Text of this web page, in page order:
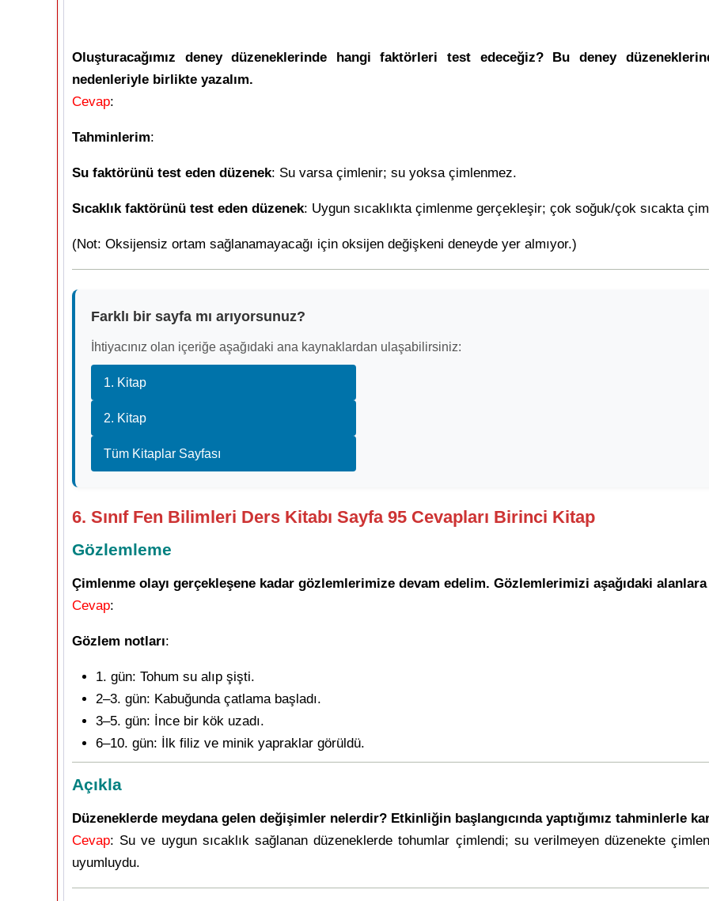
Oluşturacağımız deney düzeneklerinde hangi faktörleri test edeceğiz? Bu deney
nedenleriyle birlikte yazalım.
Cevap:
Tahminlerim:
Su faktörünü test eden düzenek: Su varsa çimlenir; su yoksa çimlenmez.
Sıcaklık faktörünü test eden düzenek: Uygun sıcaklıkta çimlenme gerçekleşir; çok soğuk/çok sıcakta
(Not: Oksijensiz ortam sağlanamayacağı için oksijen değişkeni deneyde yer almıyor.)
Farklı bir sayfa mı arıyorsunuz?
İhtiyacınız olan içeriğe aşağıdaki ana kaynaklardan ulaşabilirsiniz:
1. Kitap
2. Kitap
Tüm Kitaplar Sayfası
6. Sınıf Fen Bilimleri Ders Kitabı Sayfa 95 Cevapları Birinci Kitap
Gözlemleme
Çimlenme olayı gerçekleşene kadar gözlemlerimize devam edelim. Gözlemlerimizi aşağıdaki
Cevap:
Gözlem notları:
1. gün: Tohum su alıp şişti.
2–3. gün: Kabuğunda çatlama başladı.
3–5. gün: İnce bir kök uzadı.
6–10. gün: İlk filiz ve minik yapraklar görüldü.
Açıkla
Düzeneklerde meydana gelen değişimler nelerdir? Etkinliğin başlangıcında yaptığımız tahminlerle
Cevap: Su ve uygun sıcaklık sağlanan düzeneklerde tohumlar çimlendi; su verilmeyen düzenekte
uyumluydu.